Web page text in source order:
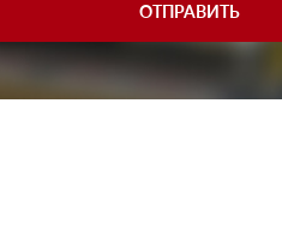
ОТПРАВИТЬ